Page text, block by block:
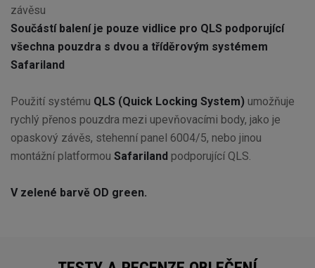
závěsu
Součástí balení je pouze vidlice pro QLS podporující
všechna pouzdra s dvou a tříděrovým systémem
Safariland
Použití systému QLS (Quick Locking System) umožňuje
rychlý přenos pouzdra mezi upevňovacími body, jako je
opaskový závěs, stehenní panel 6004/5, nebo jinou
montážní platformou Safariland podporující QLS.
V zelené barvě OD green.